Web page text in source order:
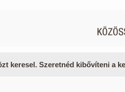
keresel. Szeretnéd kibővíteni a